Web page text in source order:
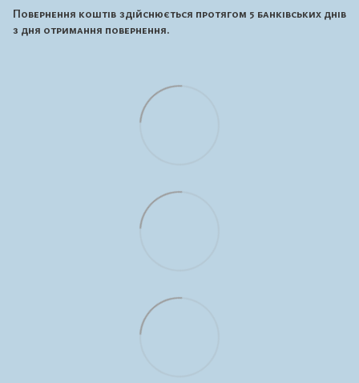
Повернення коштів здійснюється протягом 5 банківських днів
з дня отримання повернення.